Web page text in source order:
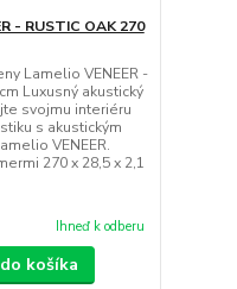
- RUSTIC OAK 270
Lamelio VENEER -
Luxusný akustický
svojmu interiéru
s akustickým
VENEER.
270 x 28,5 x 2,1
Ihneď k odberu
košíka